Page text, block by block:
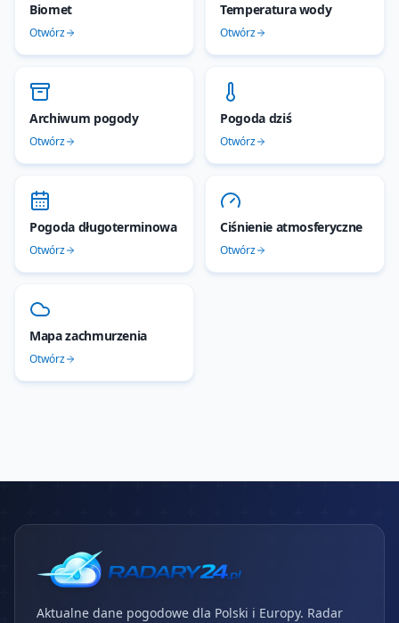
Biomet
Otwórz
Temperatura wody
Otwórz
Archiwum pogody
Otwórz
Pogoda dziś
Otwórz
Pogoda długoterminowa
Otwórz
Ciśnienie atmosferyczne
Otwórz
Mapa zachmurzenia
Otwórz
Aktualne dane pogodowe dla Polski i Europy. Radar